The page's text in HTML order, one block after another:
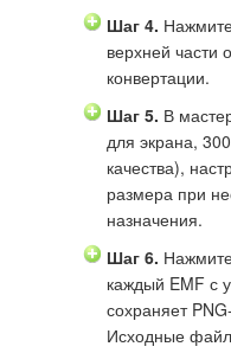
Шаг 4.
верхней части
конвертации.
Шаг 5. В
для экрана,
качества),
размера при
назначения.
Шаг 6.
каждый EMF с
сохраняет
Исходные